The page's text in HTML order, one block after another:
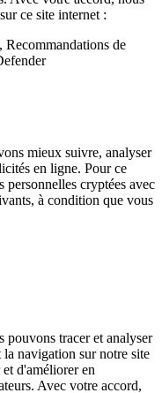
ce site internet :
de
mieux suivre, analyser
en ligne. Pour ce
personnelles cryptées avec
à condition que vous
pouvons tracer et analyser
navigation sur notre site
d'améliorer en
Avec votre accord,